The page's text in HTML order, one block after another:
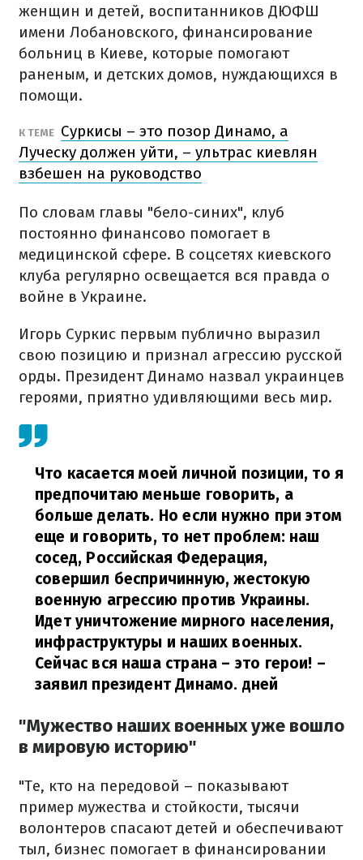
женщин и детей, воспитанников ДЮФШ
имени Лобановского, финансирование
больниц в Киеве, которые помогают
раненым, и детских домов, нуждающихся в
помощи.
К ТЕМЕ Суркисы – это позор Динамо, а
Луческу должен уйти, – ультрас киевлян
взбешен на руководство
По словам главы "бело-синих", клуб
постоянно финансово помогает в
медицинской сфере. В соцсетях киевского
клуба регулярно освещается вся правда о
войне в Украине.
Игорь Суркис первым публично выразил
свою позицию и признал агрессию русской
орды. Президент Динамо назвал украинцев
героями, приятно удивляющими весь мир.
Что касается моей личной позиции, то я
предпочитаю меньше говорить, а
больше делать. Но если нужно при этом
еще и говорить, то нет проблем: наш
сосед, Российская Федерация,
совершил беспричинную, жестокую
военную агрессию против Украины.
Идет уничтожение мирного населения,
инфраструктуры и наших военных.
Сейчас вся наша страна – это герои! –
заявил президент Динамо. дней
"Мужество наших военных уже вошло
в мировую историю"
"Те, кто на передовой – показывают
пример мужества и стойкости, тысячи
волонтеров спасают детей и обеспечивают
тыл, бизнес помогает в финансировании